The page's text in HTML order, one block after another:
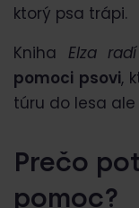
ktorý psa trápi.
Kniha Elza radí
pomoci psovi,
túru do lesa
Prečo
pomoc?